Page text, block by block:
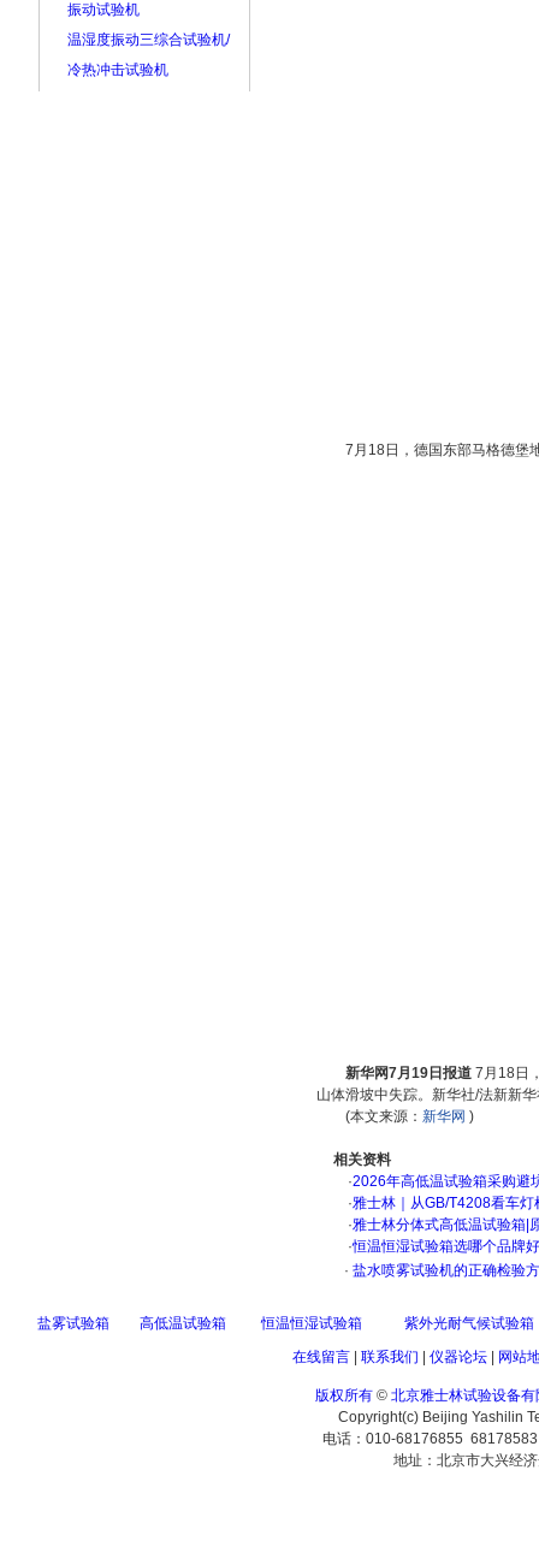
振动试验机
温湿度振动三综合试验机/
冷热冲击试验机
7月18日，德国东部马格德堡
新华网7月19日报道7月18日
山体滑坡中失踪。新华社/法新新
(本文来源： 新华网 )
相关资料
·2026年高低温试验箱采购
·雅士林｜从GB/T4208看车
·雅士林分体式高低温试验箱|
·恒温恒湿试验箱选哪个品牌
· 盐水喷雾试验机的正确检验
盐雾试验箱 高低温试验箱 恒温恒湿试验箱
紫外光耐气候试验箱
在线留言| 联系我们 仪器论坛| 网站
版权所有 © 北京雅士林试验设备有
Copyright(c) Beijing Yashilin
电话：010-68176855
地址：北京市大兴经